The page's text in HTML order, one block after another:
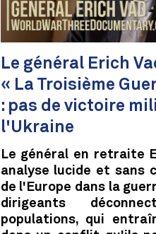
Le général Erich
« La Troisième
: pas de victoire
l'Ukraine
Le général en retraite
analyse lucide et sans
de l'Europe dans la
dirigeants
populations, qui